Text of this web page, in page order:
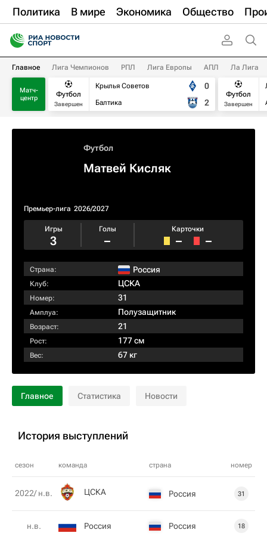
Политика В мире Экономика Общество
Главное Лига Чемпионов РПЛ Лига Европы АПЛ Ла Лига
Матч-
центр
Футбол
Завершен
Крылья Советов
Балтика
0
2
Футбол
Завершен
Футбол
Матвей Кисляк
Премьер-лига 2026/2027
Игры
3
Голы
–
Карточки
– –
Страна: Россия
Клуб: ЦСКА
Номер: 31
Амплуа: Полузащитник
Возраст: 21
Рост: 177 см
Вес: 67 кг
Главное Статистика Новости
История выступлений
сезон команда страна номер
2022/ н.в. ЦСКА Россия 31
н.в. Россия Россия 18